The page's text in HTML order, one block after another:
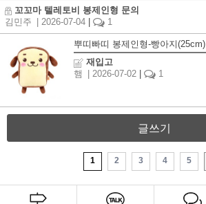
꼬꼬마 텔레토비 봉제인형 문의
김민주
| 2026-07-04 1
뿌띠빠띠 봉제인형-빵아지(25cm)
재입고
햄
| 2026-07-02 1
글쓰기
1 2 3 4 5